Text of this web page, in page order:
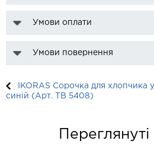
Умови оплати
Умови повернення
IKORAS Сорочка для хлопчика
синій (Арт. TB 5408)